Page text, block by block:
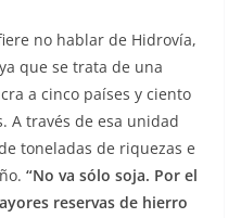
no hablar de Hidrovía,
que se trata de una
a cinco países y ciento
A través de esa unidad
toneladas de riquezas e
“No va sólo soja. Por el
reservas de hierro